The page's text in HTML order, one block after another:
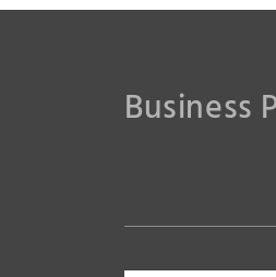
Business